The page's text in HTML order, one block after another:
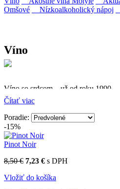
Omšové
Nízkoalkoholický nápoj
Víno
Víno so srdcom – už od roku 1990
Firma Ostrožovič je najstaršou
Vyrábame kvalitné odrodové a
najmodernejšími technológiami,
Čítať viac
Poradie:
-15%
Pinot Noir
8,50 € 7,23 € s DPH
Vložiť do košíka